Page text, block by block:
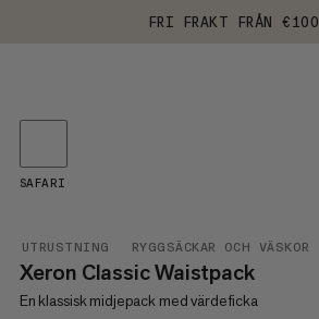
FRI FRAKT FRÅN €100
UTRUSTNING RYGGSÄCKAR OCH VÄSKOR
Xeron Classic Waistpack
En klassisk midjepack med värdeficka
SAFARI